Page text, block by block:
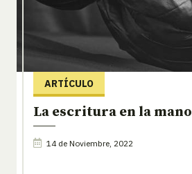
ARTÍCULO
La escritura en la mano
14 de Noviembre, 2022